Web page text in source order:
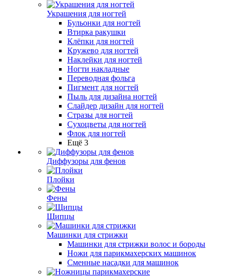
Украшения для ногтей
Бульонки для ногтей
Втирка ракушки
Клёпки для ногтей
Кружево для ногтей
Наклейки для ногтей
Ногти накладные
Переводная фольга
Пигмент для ногтей
Пыль для дизайна ногтей
Слайдер дизайн для ногтей
Стразы для ногтей
Сухоцветы для ногтей
Флок для ногтей
Ещё 3
Диффузоры для фенов
Плойки
Фены
Щипцы
Машинки для стрижки
Машинки для стрижки волос и бороды
Ножи для парикмахерских машинок
Сменные насадки для машинок